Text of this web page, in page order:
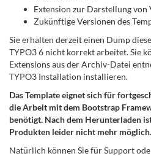
Extension zur Darstellung
Zukünftige Versionen des
Sie erhalten derzeit einen Dump
TYPO3 6 nicht korrekt arbeitet. Sie
Extensions aus der Archiv-Datei
TYPO3 Installation installieren.
Das Template eignet sich für
die Arbeit mit dem Bootstrap
benötigt. Nach dem Herunterladen
Produkten leider nicht mehr möglich.
Natürlich können Sie für Support